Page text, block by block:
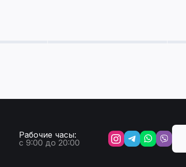
Рабочие часы:
с 9:00 до 20:00